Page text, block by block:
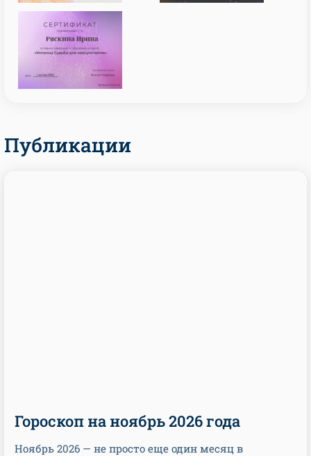
Публикации
Гороскоп на ноябрь 2026 года
Ноябрь 2026 — не просто еще один месяц в